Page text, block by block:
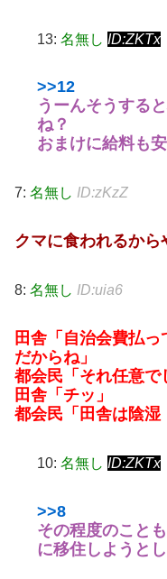
13: 名無し ID:ZKTx
>>12
うーんそうする
ね？
おまけに給料も
7: 名無し ID:zKzZ
クマに食われるから
8: 名無し ID:uia6
田舎「自治会費払
だからね」
都会民「それ任意で
田舎「チッ」
都会民「田舎は陰湿
10: 名無し ID:ZKTx
>>8
その程度のこと
に移住しようと